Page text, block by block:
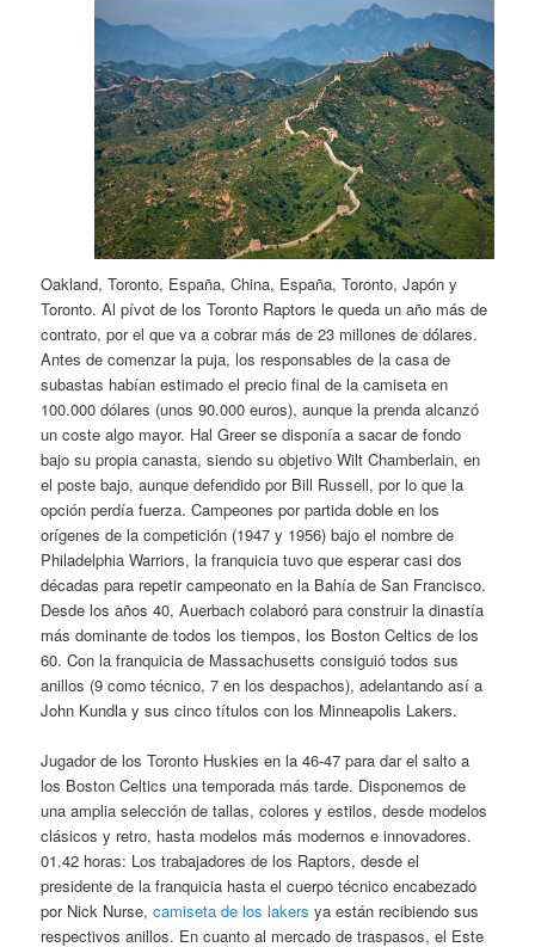
Oakland, Toronto, España, China, España, Toronto, Japón y
Toronto. Al pívot de los Toronto Raptors le queda un año más de
contrato, por el que va a cobrar más de 23 millones de dólares.
Antes de comenzar la puja, los responsables de la casa de
subastas habían estimado el precio final de la camiseta en
100.000 dólares (unos 90.000 euros), aunque la prenda alcanzó
un coste algo mayor. Hal Greer se disponía a sacar de fondo
bajo su propia canasta, siendo su objetivo Wilt Chamberlain, en
el poste bajo, aunque defendido por Bill Russell, por lo que la
opción perdía fuerza. Campeones por partida doble en los
orígenes de la competición (1947 y 1956) bajo el nombre de
Philadelphia Warriors, la franquicia tuvo que esperar casi dos
décadas para repetir campeonato en la Bahía de San Francisco.
Desde los años 40, Auerbach colaboró para construir la dinastía
más dominante de todos los tiempos, los Boston Celtics de los
60. Con la franquicia de Massachusetts consiguió todos sus
anillos (9 como técnico, 7 en los despachos), adelantando así a
John Kundla y sus cinco títulos con los Minneapolis Lakers.
Jugador de los Toronto Huskies en la 46-47 para dar el salto a
los Boston Celtics una temporada más tarde. Disponemos de
una amplia selección de tallas, colores y estilos, desde modelos
clásicos y retro, hasta modelos más modernos e innovadores.
01.42 horas: Los trabajadores de los Raptors, desde el
presidente de la franquicia hasta el cuerpo técnico encabezado
por Nick Nurse,camiseta de los lakers ya están recibiendo sus
respectivos anillos. En cuanto al mercado de traspasos, el Este